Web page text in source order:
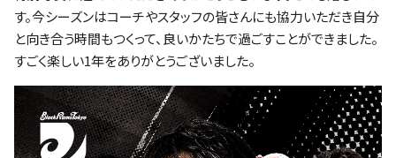
す。今シーズンはコーチやスタッフの皆さんにも協力いただき自分
と向き合う時間もつくって、良いかたちで過ごすことができました。
すごく楽しい1年をありがとうございました。